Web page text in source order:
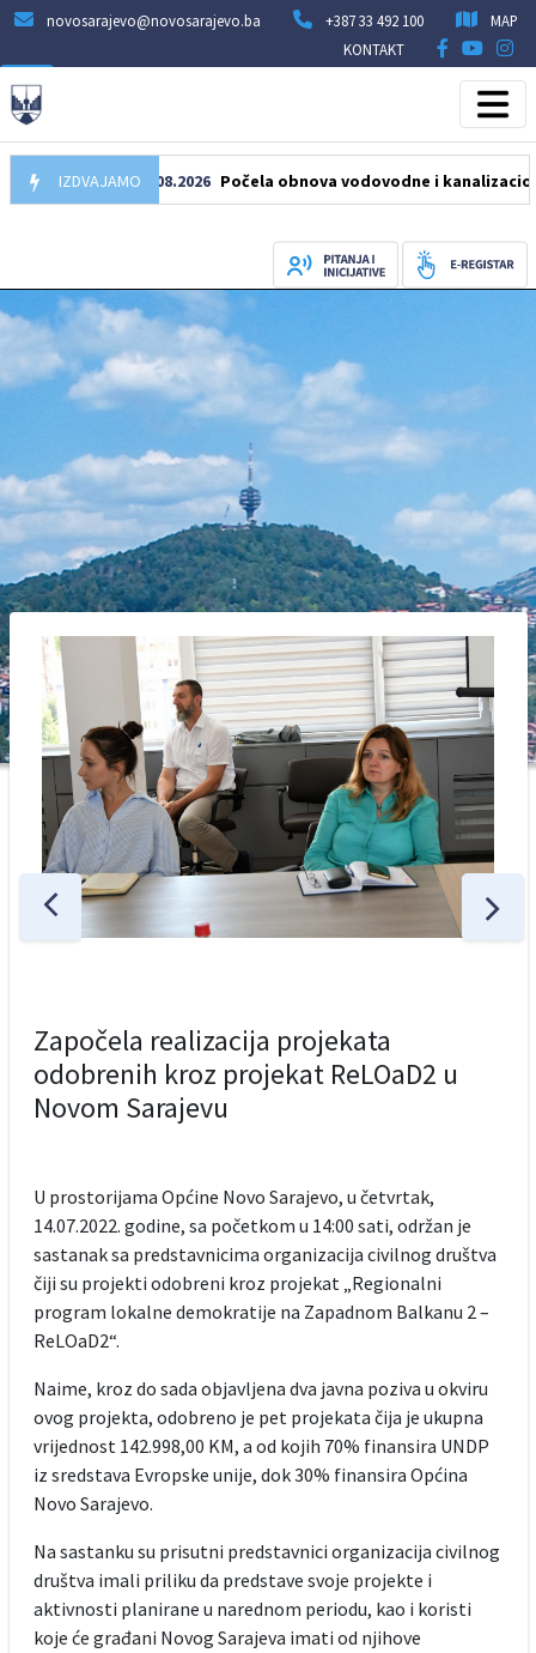
novosarajevo@novosarajevo.ba +387 33 492 100
MAP
KONTAKT
IZDVAJAMO
05.08.2026 Počela obnova vodovodne i kanalizacione
Započela realizacija projekata
odobrenih kroz projekat ReLOaD2 u
Novom Sarajevu
U prostorijama Općine Novo Sarajevo, u četvrtak,
14.07.2022. godine, sa početkom u 14:00 sati, održan je
sastanak sa predstavnicima organizacija civilnog društva
čiji su projekti odobreni kroz projekat „Regionalni
program lokalne demokratije na Zapadnom Balkanu 2 –
ReLOaD2“.
Naime, kroz do sada objavljena dva javna poziva u okviru
ovog projekta, odobreno je pet projekata čija je ukupna
vrijednost 142.998,00 KM, a od kojih 70% finansira UNDP
iz sredstava Evropske unije, dok 30% finansira Općina
Novo Sarajevo.
Na sastanku su prisutni predstavnici organizacija civilnog
društva imali priliku da predstave svoje projekte i
aktivnosti planirane u narednom periodu, kao i koristi
koje će građani Novog Sarajeva imati od njihove